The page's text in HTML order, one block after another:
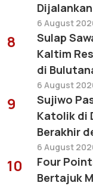
6 August
8
Sulap
Kaltim
di
6 August
9
Sujiwo
Katolik di
Berakhir
6 August
10
Four
Bertajuk